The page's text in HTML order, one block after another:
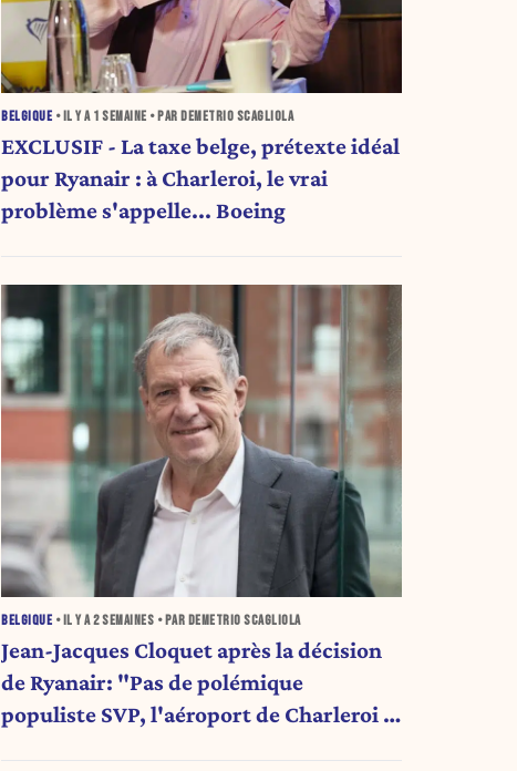
BELGIQUE • IL Y A 1 SEMAINE • PAR DEMETRIO SCAGLIOLA
EXCLUSIF - La taxe belge, prétexte idéal
pour Ryanair : à Charleroi, le vrai
problème s'appelle... Boeing
BELGIQUE • IL Y A2 SEMAINES • PAR DEMETRIO SCAGLIOLA
Jean-Jacques Cloquet après la décision
de Ryanair: "Pas de polémique
populiste SVP, l'aéroport de Charleroi a